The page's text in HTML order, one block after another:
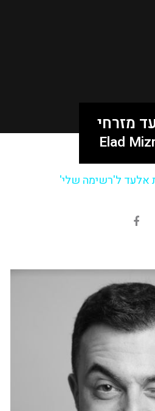
מזרחי
Elad
אלעד ל'רשימה שלי'